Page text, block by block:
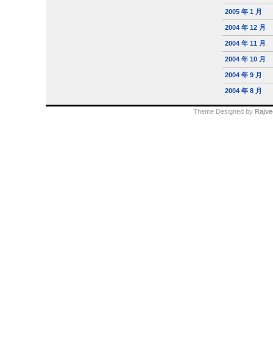
2005 年 1 月
2004 年 12 月
2004 年 11 月
2004 年 10 月
2004 年 9 月
2004 年 8 月
Theme Designed by